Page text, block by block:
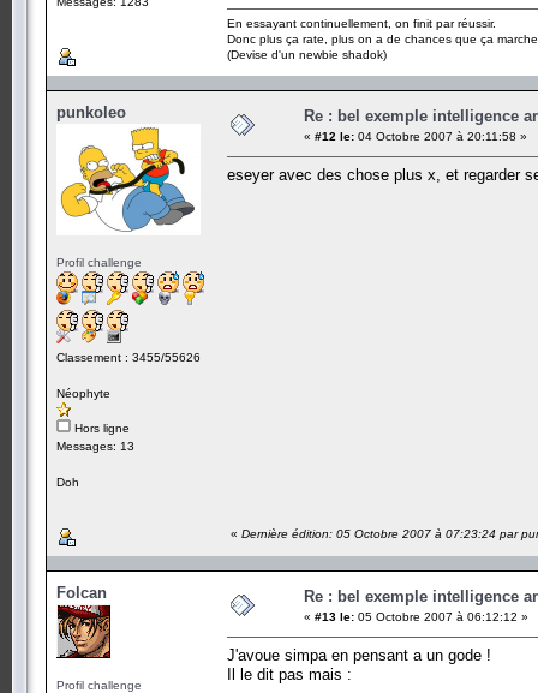
En essayant continuellement, on finit par réussir.
Donc plus ça rate, plus on a de chances que ça
(Devise d'un newbie shadok)
punkoleo
Profil challenge
Classement : 3455/55626
Néophyte
Hors ligne
Messages: 13
Doh
Re : bel exemple intelligence
« #12 le: 04 Octobre 2007 à 20:11:58 »
eseyer avec des chose plus x, et regarder
« Dernière édition: 05 Octobre 2007 à 07:23:24 par
Folcan
Profil challenge
Re : bel exemple intelligence
« #13 le: 05 Octobre 2007 à 06:12:12 »
J'avoue simpa en pensant a un gode !
Il le dit pas mais :